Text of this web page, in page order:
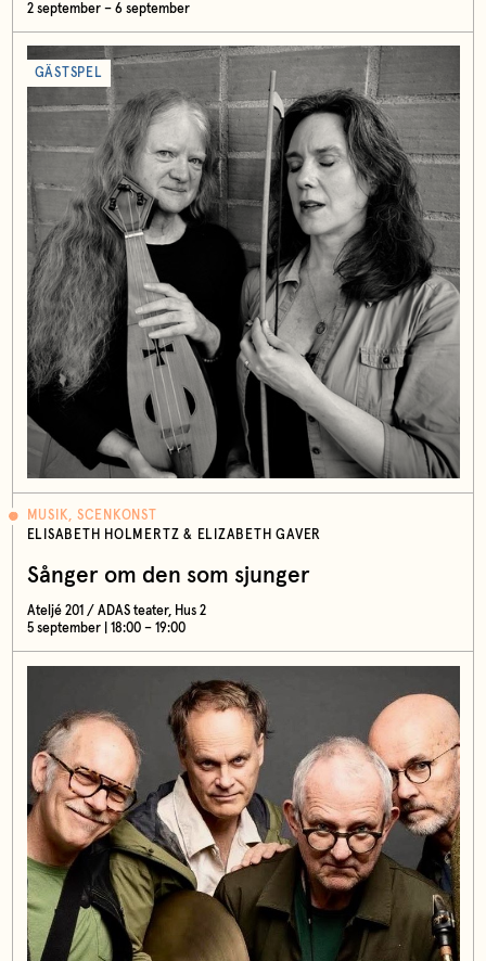
2 september – 6 september
GÄSTSPEL
MUSIK, SCENKONST
ELISABETH HOLMERTZ & ELIZABETH GAVER
Sånger om den som sjunger
Ateljé 201 / ADAS teater, Hus 2
5 september | 18:00 – 19:00